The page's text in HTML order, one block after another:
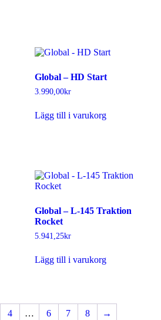
Global – HD Start
3.990,00kr
Lägg till i varukorg
Global – L-145 Traktion
Rocket
5.941,25kr
Lägg till i varukorg
4 … 6 7 8 →